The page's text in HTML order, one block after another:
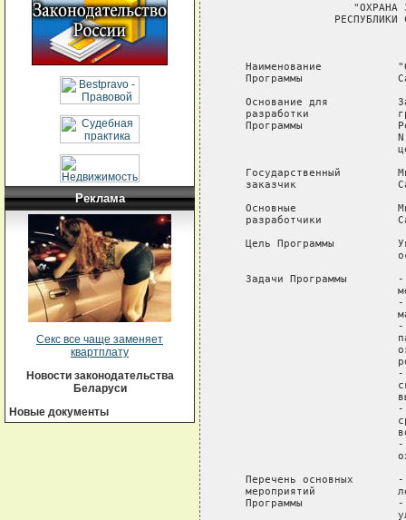
Реклама
Секс все чаще заменяет
квартплату
Новости законодательства
Беларуси
Новые документы